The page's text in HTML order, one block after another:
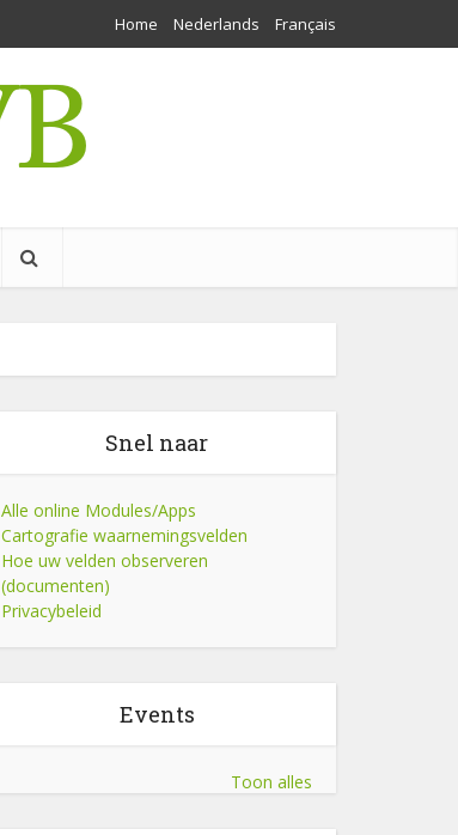
Home Nederlands Français
Snel naar
Alle online Modules/Apps
Cartografie waarnemingsvelden
Hoe uw velden observeren
(documenten)
Privacybeleid
Events
Toon alles